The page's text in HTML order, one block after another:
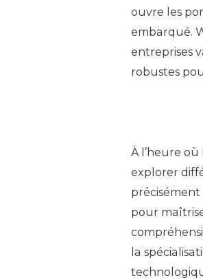
ouvre les
embarqué.
entreprises
robustes
À l’heure
explorer
précisément
pour
la